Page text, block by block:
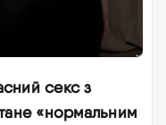
секс з
«нормальним